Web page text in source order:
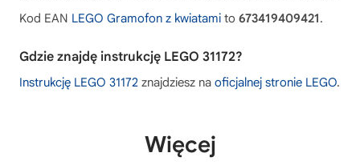
Kod EAN LEGO Gramofon z kwiatami to 673419409421.
Gdzie znajdę instrukcję LEGO 31172?
Instrukcję LEGO 31172 znajdziesz na oficjalnej stronie LEGO.
Więcej